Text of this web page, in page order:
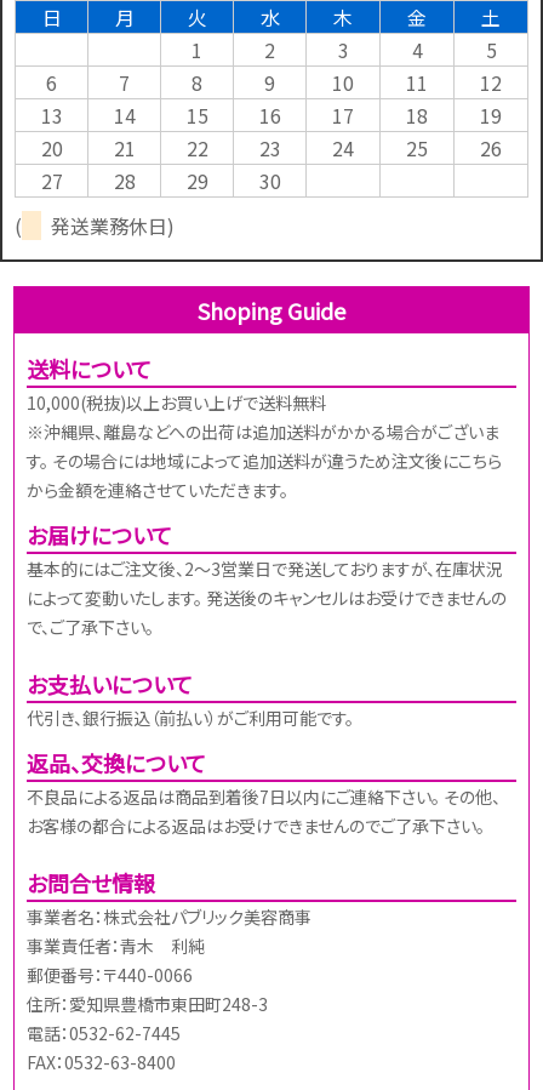
日 月 火 水 木 金
土
1
2 3 4
5
6
7 8 9 10 11
12
13
14 15 16 17 18
19
20
21 22 23 24 25
26
27
28 29
30
(
発送業務休日)
Shoping Guide
送料について
10,000(税抜)以上お買い上げで送料無料
※沖縄県、離島などへの出荷は追加送料がかかる場合がございま
す。 その場合には地域によって追加送料が違うため注文後にこちら
から金額を連絡させていただきます。
お届けについて
基本的にはご注文後、2～3営業日で発送しておりますが、在庫状況
によって変動いたします。 発送後のキャンセルはお受けできませんの
で、ご了承下さい。
お支払いについて
代引き、銀行振込（前払い）がご利用可能です。
返品、交換について
不良品による返品は商品到着後7日以内にご連絡下さい。 その他、
お客様の都合による返品はお受けできませんのでご了承下さい。
お問合せ情報
事業者名：株式会社パブリック美容商事
事業責任者：青木 利純
郵便番号：〒440-0066
住所：愛知県豊橋市東田町248-3
電話：0532-62-7445
FAX：0532-63-8400